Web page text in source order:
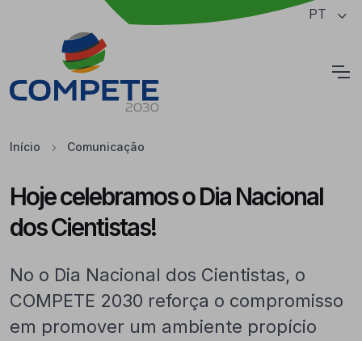
Saltar para o conteúdo principal da página PT
Início Comunicação
Hoje celebramos o Dia Nacional
dos Cientistas!
No o Dia Nacional dos Cientistas, o
COMPETE 2030 reforça o compromisso
em promover um ambiente propício